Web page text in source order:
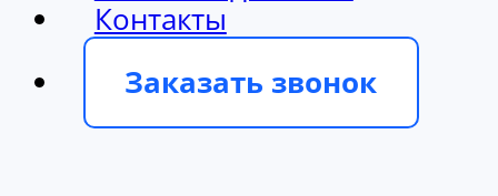
Контакты
Заказать звонок